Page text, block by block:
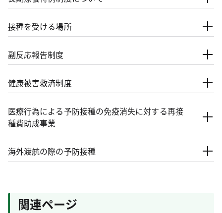
接種を受ける場所
副反応報告制度
健康被害救済制度
医療行為による予防接種の免疫消失に対する再接
種費助成事業
海外渡航の際の予防接種
関連ページ